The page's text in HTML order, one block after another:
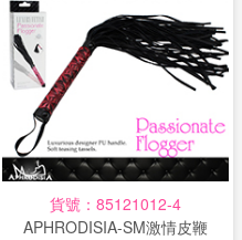
貨號：85121012-4
APHRODISIA-SM激情皮鞭